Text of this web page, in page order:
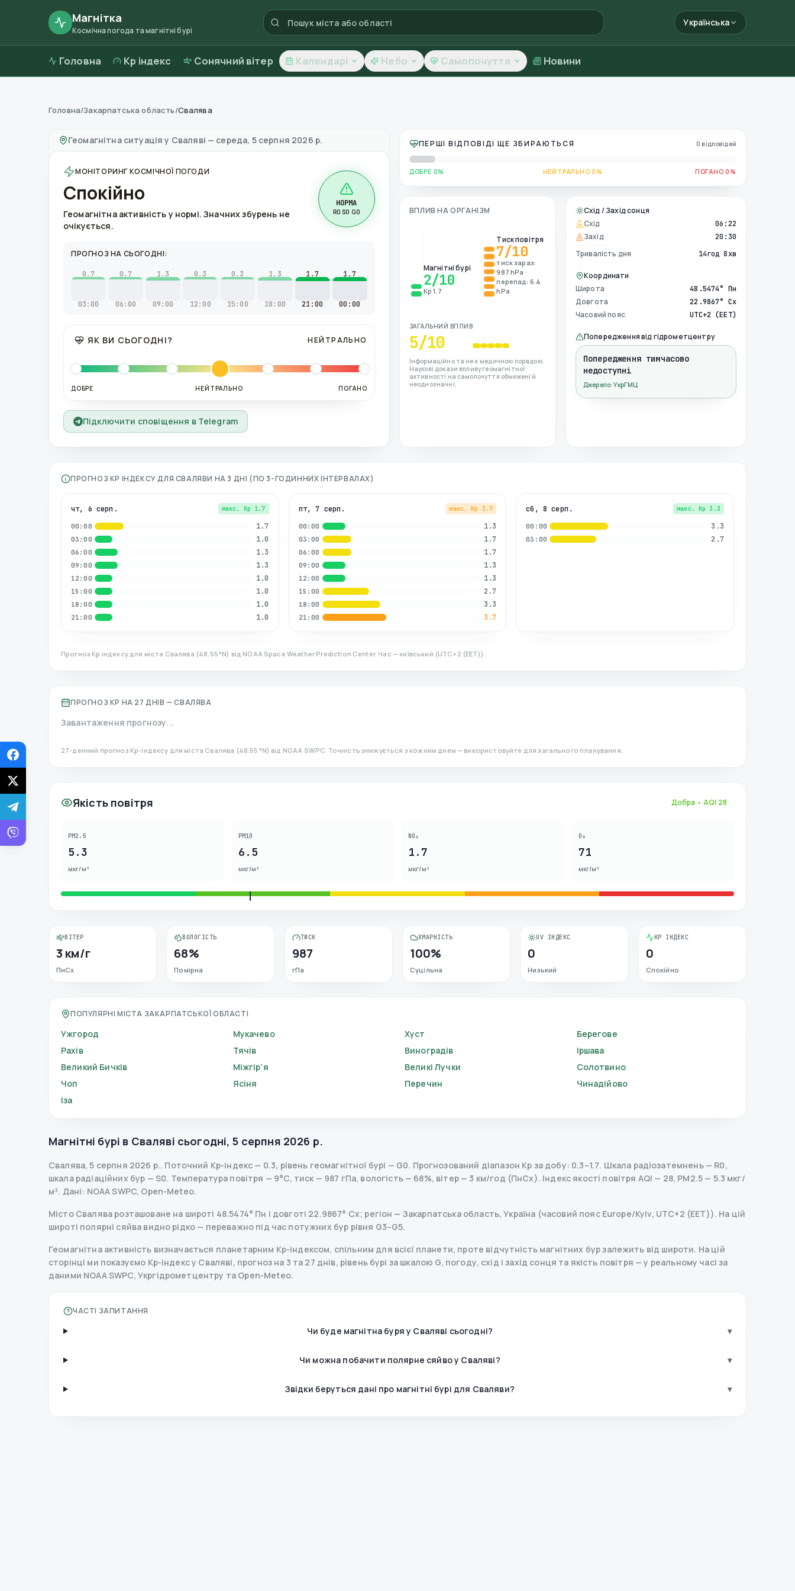
Магнітка
Космічна погода та магнітні бурі
Українська
Головна Kp індекс Сонячний вітер Календарі Небо Самопочуття Новини
Магнітні бурі в Сваляві—погода та якість повітря
Головна/Закарпатська область/Свалява
Геомагнітна ситуація у Сваляві — середа, 5 серпня 2026 р.
МОНІТОРИНГ КОСМІЧНОЇ ПОГОДИ
Спокійно
Геомагнітна активність у нормі. Значних збурень не
очікується.
НОРМА
R0 S0 G0
ПРОГНОЗ НА СЬОГОДНІ:
0.7
03:00
0.7
06:00
1.3
09:00
0.3
12:00
0.3
15:00
1.3
18:00
1.7
21:00
1.7
00:00
ЯК ВИ СЬОГОДНІ? НЕЙТРАЛЬНО
ДОБРЕ НЕЙТРАЛЬНО ПОГАНО
Підключити сповіщення в Telegram
ПЕРШІ ВІДПОВІДІ ЩЕ ЗБИРАЮТЬСЯ 0 відповідей
ДОБРЕ 0% НЕЙТРАЛЬНО 0% ПОГАНО 0%
ВПЛИВ НА ОРГАНІЗМ
Магнітні бурі
2/10
Kp 1.7
Тиск повітря
7/10
тиск зараз:
987 hPa ·
перепад: 6.4
hPa
ЗАГАЛЬНИЙ ВПЛИВ
5/10
Інформаційно та не є медичною порадою.
Наукові докази впливу геомагнітної
активності на самопочуття обмежені й
неоднозначні.
Схід / Захід сонця
Схід
06:22
Захід 20:30
Тривалість дня 14год 8хв
Координати
Широта
48.5474° Пн
Довгота 22.9867° Сх
Часовий пояс UTC+2 (EET)
Попередження від гідрометцентру
Попередження тимчасово
недоступні
Джерело: УкрГМЦ
ПРОГНОЗ KP ІНДЕКСУ ДЛЯ СВАЛЯВИ НА 3 ДНІ (ПО 3-ГОДИННИХ ІНТЕРВАЛАХ)
чт, 6 серп. макс. Kp 1.7
00:00 1.7
03:00 1.0
06:00 1.3
09:00 1.3
12:00 1.0
15:00 1.0
18:00 1.0
21:00 1.0
пт, 7 серп. макс. Kp 3.7
00:00 1.3
03:00 1.7
06:00 1.7
09:00 1.3
12:00 1.3
15:00 2.7
18:00 3.3
21:00 3.7
сб, 8 серп. макс. Kp 3.3
00:00 3.3
03:00 2.7
Прогноз Kp індексу для міста Свалява (48.55°N) від NOAA Space Weather Prediction Center. Час — київський (UTC+2 (EET)).
ПРОГНОЗ KP НА 27 ДНІВ — СВАЛЯВА
Завантаження прогнозу...
27-денний прогноз Kp-індексу для міста Свалява (48.55 °N) від NOAA SWPC. Точність знижується з кожним днем — використовуйте для загального планування.
Якість повітря Добра • AQI 28
PM2.5
5.3
мкг/м³
PM10
6.5
мкг/м³
NO₂
1.7
мкг/м³
O₃
71
мкг/м³
ВІТЕР
3 км/г
ПнСх
ВОЛОГІСТЬ
68%
Помірна
ТИСК
987
гПа
ХМАРНІСТЬ
100%
Суцільна
UV ІНДЕКС
0
Низький
KP ІНДЕКС
0
Спокійно
ПОПУЛЯРНІ МІСТА ЗАКАРПАТСЬКОЇ ОБЛАСТІ
Ужгород Мукачево Хуст
Берегове
Рахів
Тячів Виноградів
Іршава
Великий Бичків
Міжгір’я Великі Лучки
Солотвино
Чоп
Ясіня Перечин
Чинадійово
Іза
Магнітні бурі в Сваляві сьогодні, 5 серпня 2026 р.
Свалява,5 серпня 2026 р.. Поточний Kp-індекс — 0.3, рівень геомагнітної бурі — G0. Прогнозований діапазон Kp за добу: 0.3–1.7. Шкала радіозатемнень— R0,
шкала радіаційних бур — S0. Температура повітря — 9°C, тиск — 987 гПа, вологість — 68%, вітер — 3 км/год (ПнСх). Індекс якості повітря AQI — 28, PM2.5 — 5.3 мкг/
м³. Дані: NOAA SWPC, Open-Meteo.
Місто Свалява розташоване на широті 48.5474° Пн і довготі 22.9867° Сх; регіон — Закарпатська область, Україна (часовий пояс Europe/Kyiv, UTC+2 (EET)). На цій
широті полярні сяйва видно рідко — переважно під час потужних бур рівня G3–G5.
Геомагнітна активність визначається планетарним Kp-індексом, спільним для всієї планети, проте відчутність магнітних бур залежить від широти. На цій
сторінці ми показуємо Kp-індекс у Сваляві, прогноз на 3 та 27 днів, рівень бурі за шкалою G, погоду, схід і захід сонця та якість повітря — у реальному часі за
даними NOAA SWPC, Укргідрометцентру та Open-Meteo.
ЧАСТІ ЗАПИТАННЯ
Чи буде магнітна буря у Сваляві сьогодні? ▾
Чи можна побачити полярне сяйво у Сваляві? ▾
Звідки беруться дані про магнітні бурі для Сваляви? ▾